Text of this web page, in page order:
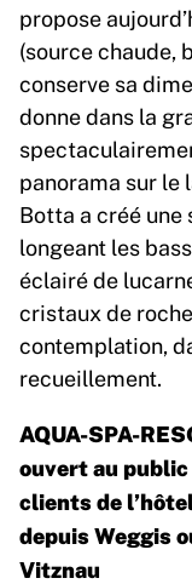
propose
(source chaude,
conserve sa
donne dans la
panorama sur le
Botta a créé
longeant les
éclairé de
cristaux de
contemplation,
recueillement.
AQUA-SPA-
ouvert au public
clients de
depuis Weggis
Vitznau